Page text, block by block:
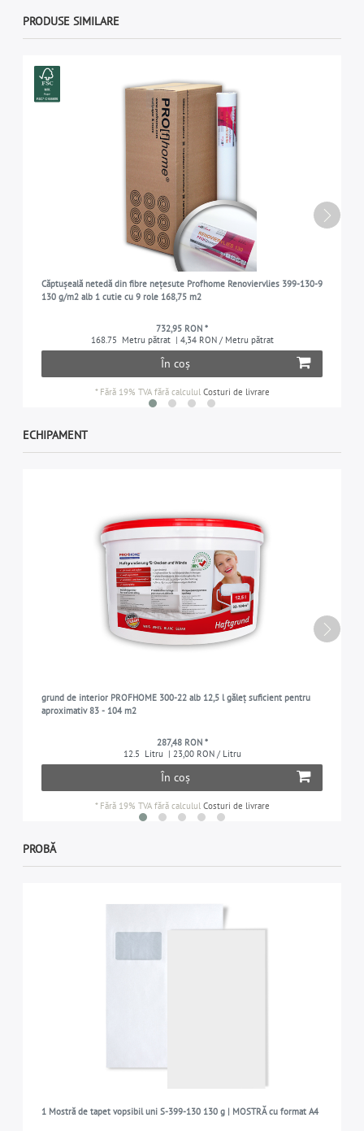
PRODUSE SIMILARE
Căptușeală netedă din fibre nețesute Profhome Renoviervlies 399-130-9
130 g/m2 alb 1 cutie cu 9 role 168,75 m2
732,95 RON *
168.75 Metru pătrat | 4,34 RON / Metru pătrat
În coș
* Fără 19% TVAfără calculul Costuri de livrare
ECHIPAMENT
grund de interior PROFHOME 300-22 alb 12,5 l găleț suficient pentru
aproximativ 83 - 104 m2
287,48 RON *
12.5 Litru | 23,00 RON / Litru
În coș
* Fără 19% TVAfără calculul Costuri de livrare
PROBĂ
1 Mostră de tapet vopsibil uni S-399-130 130 g | MOSTRĂ cu format A4